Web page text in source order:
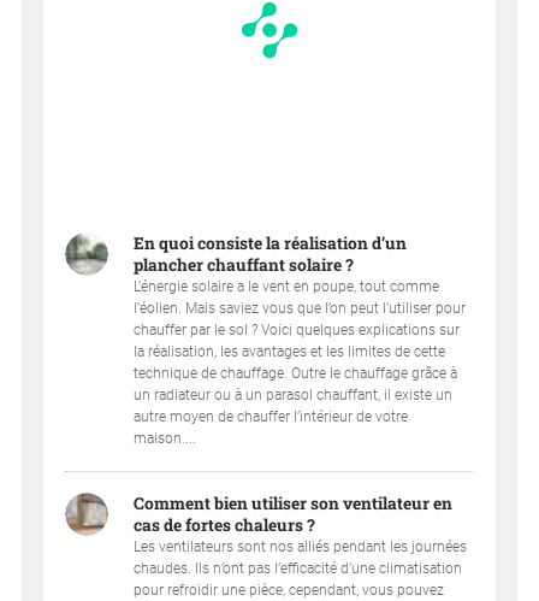
En quoi consiste la réalisation d’un
plancher chauffant solaire ?
L’énergie solaire a le vent en poupe, tout comme
l’éolien. Mais saviez vous que l’on peut l’utiliser pour
chauffer par le sol ? Voici quelques explications sur
la réalisation, les avantages et les limites de cette
technique de chauffage. Outre le chauffage grâce à
un radiateur ou à un parasol chauffant, il existe un
autre moyen de chauffer l’intérieur de votre
maison....
Comment bien utiliser son ventilateur en
cas de fortes chaleurs ?
Les ventilateurs sont nos alliés pendant les journées
chaudes. Ils n’ont pas l’efficacité d’une climatisation
pour refroidir une pièce, cependant, vous pouvez